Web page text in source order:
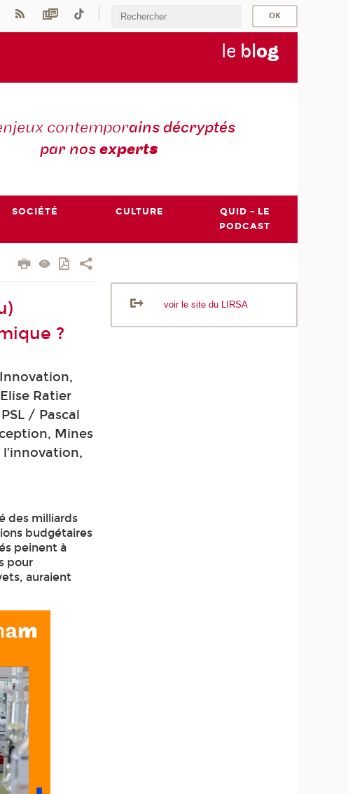
le blog
contemporains décryptés
par nosexperts
SOCIÉTÉ CULTURE
QUID - LE
PODCAST
?
Ratier
/ Pascal
Mines
des milliards
budgétaires
peinent à
pour
auraient
voir le site du LIRSA